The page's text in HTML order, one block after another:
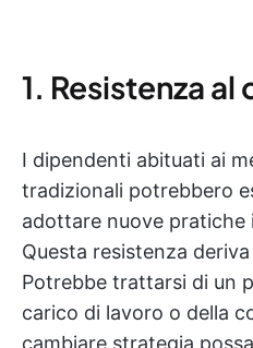
1. Resistenza
I dipendenti abituati ai
tradizionali potrebbero
adottare nuove pratiche
Questa resistenza
Potrebbe trattarsi di un
carico di lavoro o della
cambiare strategia